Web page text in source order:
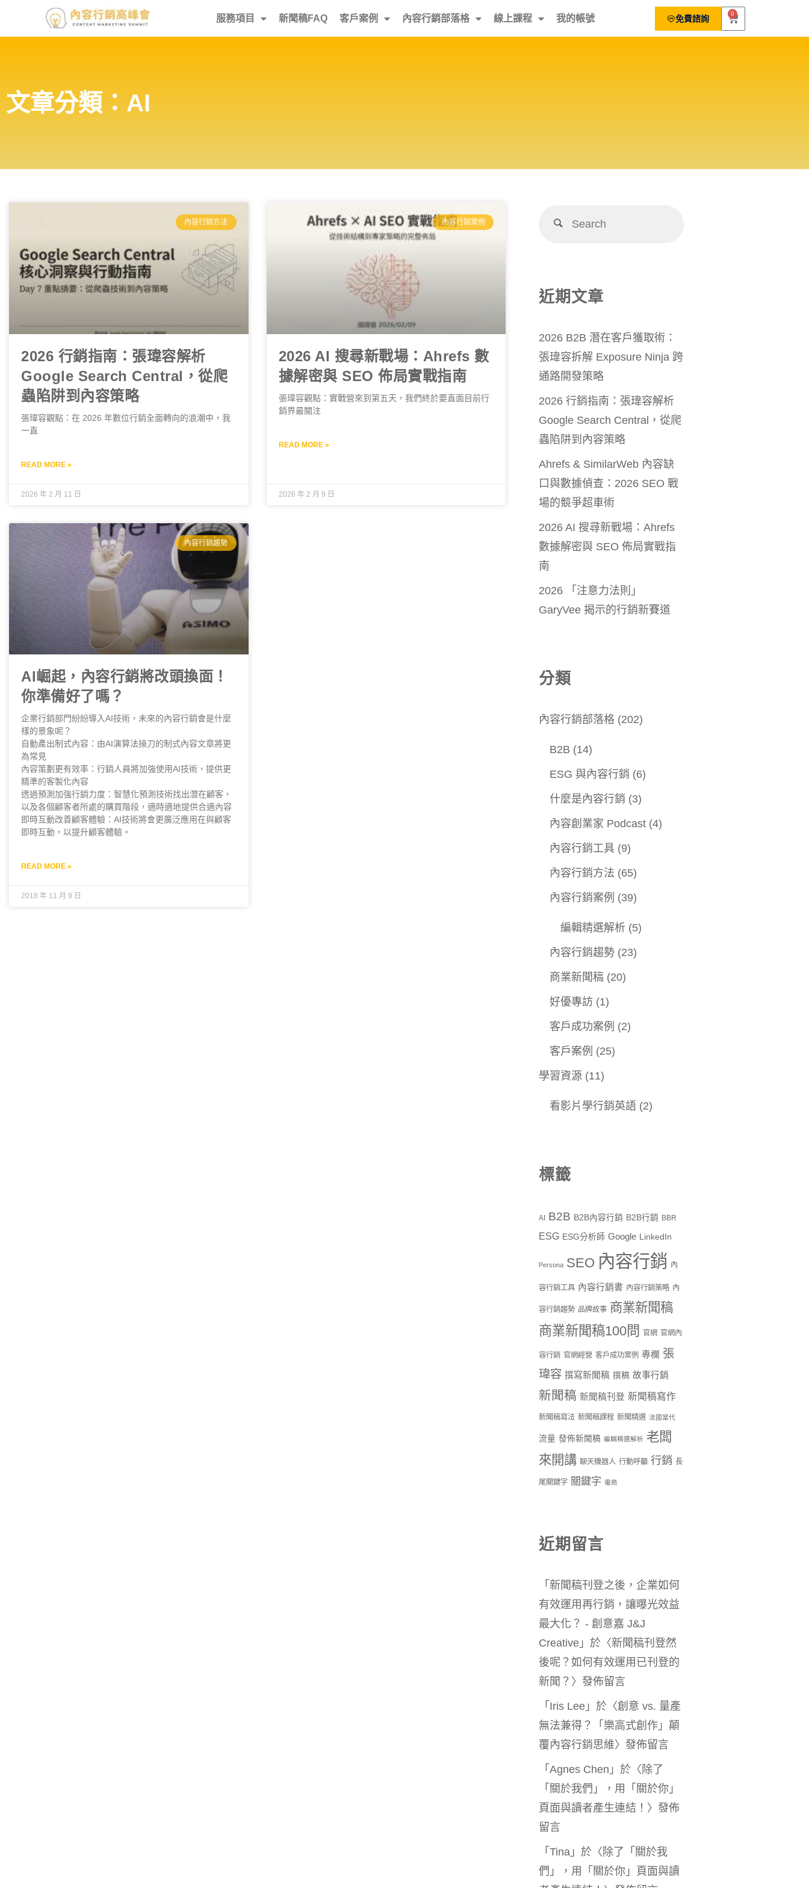
服務項目 新聞稿FAQ 客戶案例 內容行銷部落格 線上課程 我的帳號 免費諮詢
0
文章分類：AI
內容行銷方法
2026 行銷指南：張瑋容解析
Google Search Central，從爬
蟲陷阱到內容策略
張瑋容觀點：在 2026 年數位行銷全面轉向的浪潮中，我
一直
READ MORE »
2026 年 2 月 11 日
內容行銷案例
2026 AI 搜尋新戰場：Ahrefs 數
據解密與 SEO 佈局實戰指南
張瑋容觀點：實戰營來到第五天，我們終於要直面目前行
銷界最關注
READ MORE »
2026 年 2 月 9 日
內容行銷趨勢
AI崛起，內容行銷將改頭換面！
你準備好了嗎？
企業行銷部門紛紛導入AI技術，未來的內容行銷會是什麼
樣的景象呢？
自動產出制式內容：由AI演算法操刀的制式內容文章將更
為常見
內容策劃更有效率：行銷人員將加強使用AI技術，提供更
精準的客製化內容
透過預測加強行銷力度：智慧化預測技術找出潛在顧客，
以及各個顧客者所處的購買階段，適時適地提供合適內容
即時互動改善顧客體驗：AI技術將會更廣泛應用在與顧客
即時互動，以提升顧客體驗。
READ MORE »
2018 年 11 月 9 日
近期文章
2026 B2B 潛在客戶獲取術：
張瑋容拆解 Exposure Ninja 跨
通路開發策略
2026 行銷指南：張瑋容解析
Google Search Central，從爬
蟲陷阱到內容策略
Ahrefs & SimilarWeb 內容缺
口與數據偵查：2026 SEO 戰
場的競爭超車術
2026 AI 搜尋新戰場：Ahrefs
數據解密與 SEO 佈局實戰指
南
2026 「注意力法則」
GaryVee 揭示的行銷新賽道
分類
內容行銷部落格 (202)
B2B (14)
ESG 與內容行銷 (6)
什麼是內容行銷 (3)
內容創業家 Podcast (4)
內容行銷工具 (9)
內容行銷方法 (65)
內容行銷案例 (39)
編輯精選解析 (5)
內容行銷趨勢 (23)
商業新聞稿 (20)
好優專訪 (1)
客戶成功案例 (2)
客戶案例 (25)
學習資源 (11)
看影片學行銷英語 (2)
標籤
AI B2B B2B內容行銷 B2B行銷 BBR
ESG ESG分析師 Google LinkedIn
Persona SEO 內容行銷 內
容行銷工具 內容行銷書 內容行銷策略 內
容行銷趨勢 品牌故事 商業新聞稿
商業新聞稿100問 官網 官網內
容行銷 官網經營 客戶成功案例 專欄 張
瑋容 撰寫新聞稿 撰稿 故事行銷
新聞稿 新聞稿刊登 新聞稿寫作
新聞稿寫法 新聞稿課程 新聞精選 法國當代
流量 發佈新聞稿 編輯精選解析 老闆
來開講 聊天機器人 行動呼籲 行銷 長
尾關鍵字 關鍵字 電商
近期留言
「 新聞稿刊登之後，企業如何
有效運用再行銷，讓曝光效益
最大化？ - 創意嘉 J&J
Creative 」於〈新聞稿刊登然
後呢？如何有效運用已刊登的
新聞？ 〉發佈留言
「 Iris Lee 」於〈創意 vs. 量產
無法兼得？「樂高式創作」顛
覆內容行銷思維〉發佈留言
「 Agnes Chen 」於〈 除了
「關於我們」，用「關於你」
頁面與讀者產生連結！ 〉發佈
留言
「 Tina 」於〈 除了「關於我
們」，用「關於你」頁面與讀